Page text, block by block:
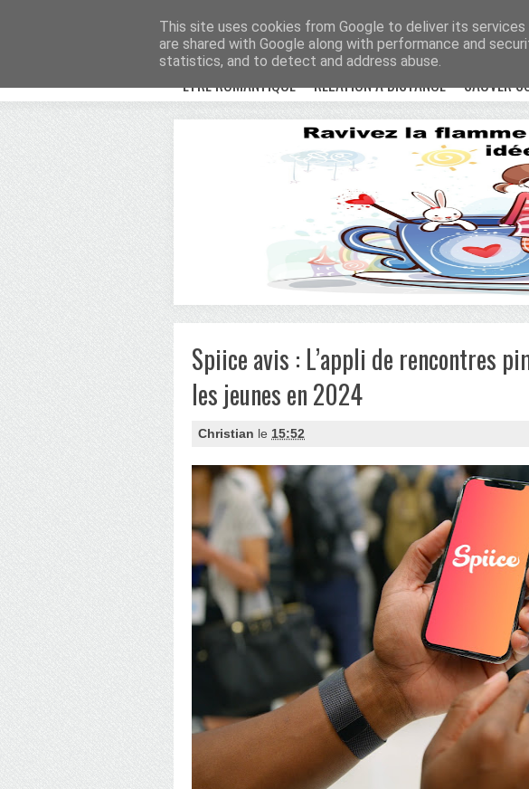
Avenue Romantique ! Accueil
ETRE ROMANTIQUE RELATION À DISTANCE SAUVER
Spiice avis : L’appli de rencontres
les jeunes en 2024
Christian le 15:52
This site uses cookies from Google to deliver its
are shared with Google along with performance and
statistics, and to detect and address abuse.